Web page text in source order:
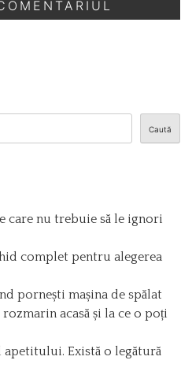
Caută
care nu trebuie să le ignori
complet pentru alegerea
pornești mașina de spălat
acasă și la ce o poți
Există o legătură